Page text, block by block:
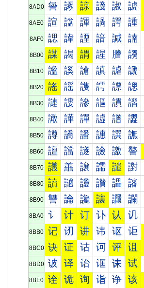
8AD0 諐 諑 諒 諓 諔 諕
8AE0 諠 諡 諢 諣 諤 諥
8AF0 諰 諱 諲 諳 諴 諵
8B00 謀 謁 謂 謃 謄 謅
8B10 謐 謑 謒 謓 謔 謕
8B20 謠 謡 謢 謣 謤 謥
8B30 謰 謱 謲 謳 謴 謵
8B40 譀 譁 譂 譃 譄 譅
8B50 譐 譑 譒 譓 譔 譕
8B60 譠 譡 譢 譣 譤 譥
8B70 議 譱 譲 譳 譴 譵
8B80 讀 讁 讂 讃 讄 讅
8B90 讐 讑 讒 讓 讔 讕
8BA0 讠 计 订 讣 认 讥
8BB0 记 讱 讲 讳 讴 讵
8BC0 诀 证 诂 诃 评 诅
8BD0 诐 译 诒 诓 诔 试
8BE0 诠 诡 询 诣 诤 该